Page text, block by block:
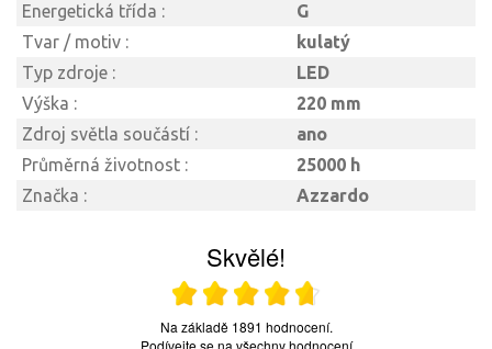
Energetická třída :
G
Tvar / motiv :
kulatý
Typ zdroje :
LED
Výška :
220 mm
Zdroj světla součástí :
ano
Průměrná životnost :
25000 h
Značka :
Azzardo